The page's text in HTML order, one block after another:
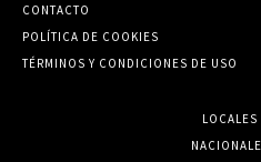
CONTACTO
POLÍTICA DE COOKIES
TÉRMINOS Y CONDICIONES DE USO
LOCALES